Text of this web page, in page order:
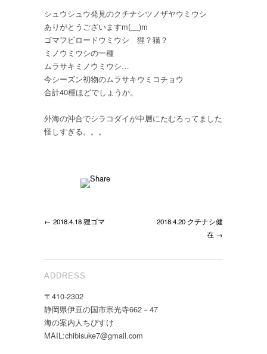
ナ
シ
ツ
ウ
シ
シュウシュウ発見のクチナシツノザヤウミウシ
ありがとうございますm(__)m
ゴマフビロードウミウシ 狸？猫？
ミノウミウシの一種
ムラサキミノウミウシ…
今シーズン初物のムラサキウミコチョウ
合計40種ほどでしょうか。
外海の沖合でシラコダイが中層にたむろってました
怪しすぎる。。。
← 2018.4.18 狸ゴマ
2018.4.20 クチナシ健
在 →
ADDRESS
〒410-2302
静岡県伊豆の国市宗光寺662－47
海の案内人ちびすけ
MAIL:chibisuke7@gmail.com